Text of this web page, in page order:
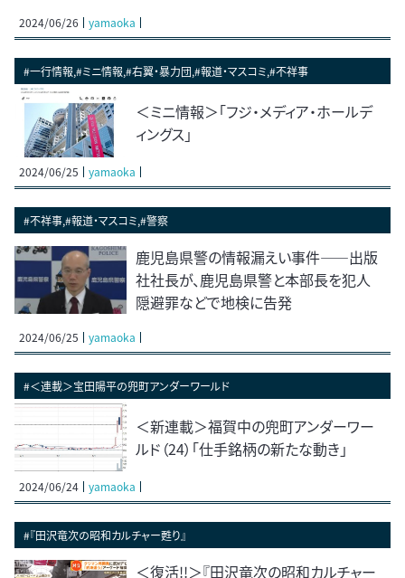
2024/06/26 yamaoka
#一行情報,#ミニ情報,#右翼・暴力団,#報道・マスコミ,#不祥事
＜ミニ情報＞「フジ・メディア・ホールデ
ィングス」
2024/06/25 yamaoka
#不祥事,#報道・マスコミ,#警察
鹿児島県警の情報漏えい事件――出版
社社長が、鹿児島県警と本部長を犯人
隠避罪などで地検に告発
2024/06/25 yamaoka
#＜連載＞宝田陽平の兜町アンダーワールド
＜新連載＞福賀中の兜町アンダーワー
ルド（24）「仕手銘柄の新たな動き」
2024/06/24 yamaoka
#『田沢竜次の昭和カルチャー甦り』
＜復活!!＞『田沢竜次の昭和カルチャー